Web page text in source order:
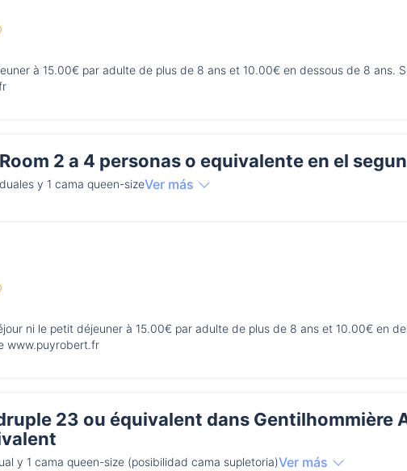
à 15.00€ par adulte de plus de 8 ans et 10.00€ en dessous de 8 ans.
2 a 4 personas o equivalente en el
y 1 cama queen-sizeVer más
ni le petit déjeuner à 15.00€ par adulte de plus de 8 ans et 10.00€ en
www.puyrobert.fr
23 ou équivalent dans Gentilhommière
y 1 cama queen-size (posibilidad cama supletoria)Ver más